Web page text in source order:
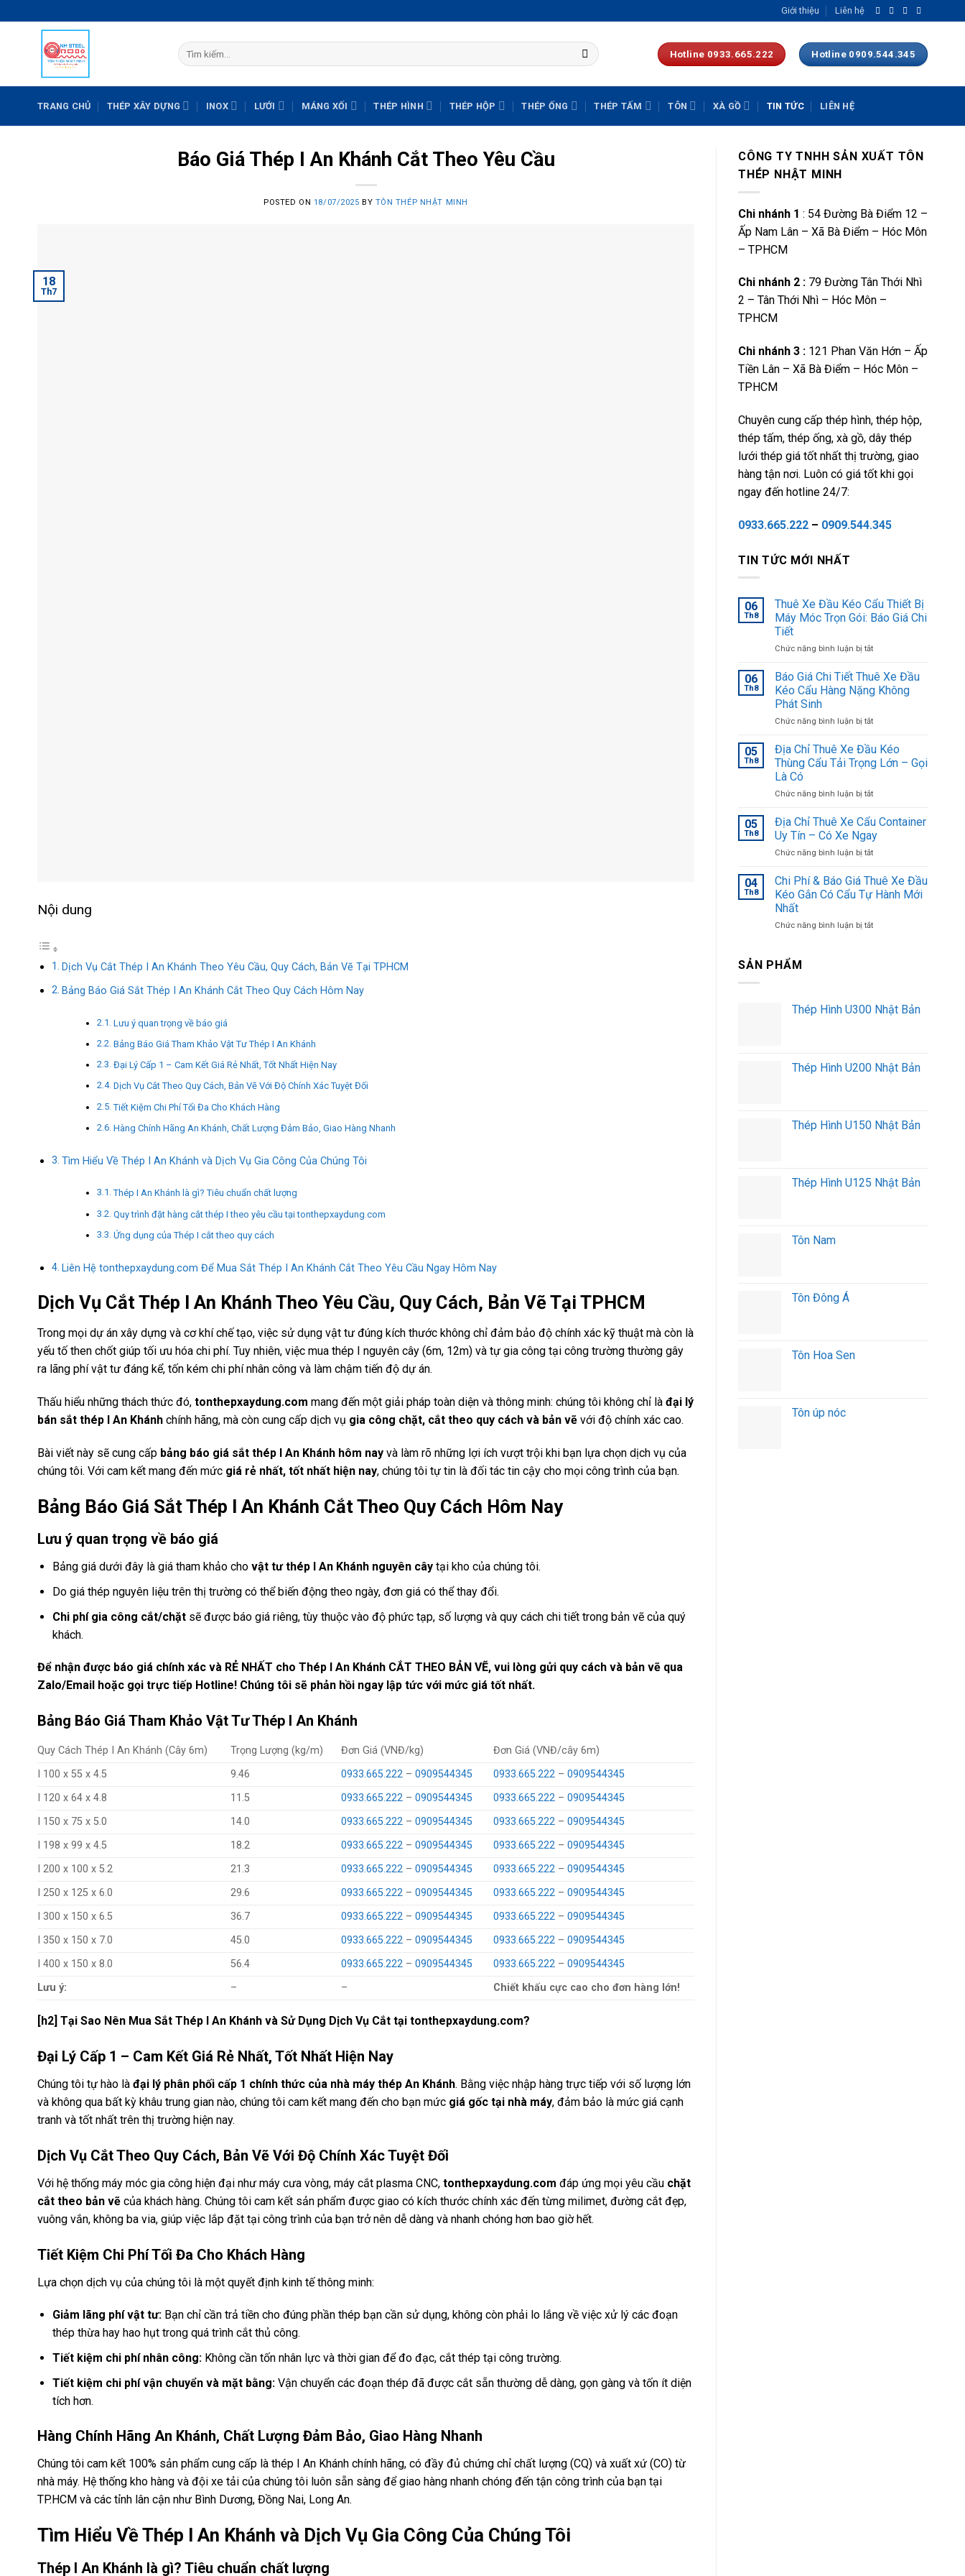
to
Giới thiệu Liên hệ
Tìm
kiếm:
Hotline 0933.665.222 Hotline 0909.544.345
TRANG CHỦ THÉP XÂY DỰNG INOX LƯỚI MÁNG XỐI THÉP HÌNH THÉP HỘP THÉP ỐNG THÉP TẤM TÔN XÀ GỒ TIN TỨC LIÊN HỆ
Báo Giá Thép I An Khánh Cắt Theo Yêu Cầu
POSTED ON 18/07/2025 BY TÔN THÉP NHẬT MINH
18
Th7
Nội dung
Dịch Vụ Cắt Thép I An Khánh Theo Yêu Cầu, Quy Cách, Bản Vẽ Tại TPHCM
Bảng Báo Giá Sắt Thép I An Khánh Cắt Theo Quy Cách Hôm Nay
Lưu ý quan trọng về báo giá
Bảng Báo Giá Tham Khảo Vật Tư Thép I An Khánh
Đại Lý Cấp 1 – Cam Kết Giá Rẻ Nhất, Tốt Nhất Hiện Nay
Dịch Vụ Cắt Theo Quy Cách, Bản Vẽ Với Độ Chính Xác Tuyệt Đối
Tiết Kiệm Chi Phí Tối Đa Cho Khách Hàng
Hàng Chính Hãng An Khánh, Chất Lượng Đảm Bảo, Giao Hàng Nhanh
Tìm Hiểu Về Thép I An Khánh và Dịch Vụ Gia Công Của Chúng Tôi
Thép I An Khánh là gì? Tiêu chuẩn chất lượng
Quy trình đặt hàng cắt thép I theo yêu cầu tại tonthepxaydung.com
Ứng dụng của Thép I cắt theo quy cách
Liên Hệ tonthepxaydung.com Để Mua Sắt Thép I An Khánh Cắt Theo Yêu Cầu Ngay Hôm Nay
Dịch Vụ Cắt Thép I An Khánh Theo Yêu Cầu, Quy Cách, Bản Vẽ Tại TPHCM
Trong mọi dự án xây dựng và cơ khí chế tạo, việc sử dụng vật tư đúng kích thước không chỉ đảm bảo độ chính xác kỹ thuật mà còn là
yếu tố then chốt giúp tối ưu hóa chi phí. Tuy nhiên, việc mua thép I nguyên cây (6m, 12m) và tự gia công tại công trường thường gây
ra lãng phí vật tư đáng kể, tốn kém chi phí nhân công và làm chậm tiến độ dự án.
Thấu hiểu những thách thức đó, tonthepxaydung.com mang đến một giải pháp toàn diện và thông minh: chúng tôi không chỉ là đại lý
bán sắt thép I An Khánh chính hãng, mà còn cung cấp dịch vụ gia công chặt, cắt theo quy cách và bản vẽ với độ chính xác cao.
Bài viết này sẽ cung cấp bảng báo giá sắt thép I An Khánh hôm nay và làm rõ những lợi ích vượt trội khi bạn lựa chọn dịch vụ của
chúng tôi. Với cam kết mang đến mức giá rẻ nhất, tốt nhất hiện nay, chúng tôi tự tin là đối tác tin cậy cho mọi công trình của bạn.
Bảng Báo Giá Sắt Thép I An Khánh Cắt Theo Quy Cách Hôm Nay
Lưu ý quan trọng về báo giá
Bảng giá dưới đây là giá tham khảo cho vật tư thép I An Khánh nguyên câytại kho của chúng tôi.
Do giá thép nguyên liệu trên thị trường có thể biến động theo ngày, đơn giá có thể thay đổi.
Chi phí gia công cắt/chặtsẽ được báo giá riêng, tùy thuộc vào độ phức tạp, số lượng và quy cách chi tiết trong bản vẽ của quý
khách.
Để nhận được báo giá chính xác và RẺ NHẤT cho Thép I An Khánh CẮT THEO BẢN VẼ, vui lòng gửi quy cách và bản vẽ qua
Zalo/Email hoặc gọi trực tiếp Hotline! Chúng tôi sẽ phản hồi ngay lập tức với mức giá tốt nhất.
Bảng Báo Giá Tham Khảo Vật Tư Thép I An Khánh
Quy Cách Thép I An Khánh (Cây 6m) Trọng Lượng (kg/m) Đơn Giá (VNĐ/kg)
Đơn Giá (VNĐ/cây 6m)
I 100 x 55 x 4.5
9.46 0933.665.222 –0909544345 0933.665.222 –0909544345
I 120 x 64 x 4.8
11.5 0933.665.222 –0909544345 0933.665.222 –0909544345
I 150 x 75 x 5.0
14.0 0933.665.222 –0909544345 0933.665.222 –0909544345
I 198 x 99 x 4.5
18.2 0933.665.222 –0909544345 0933.665.222 –0909544345
I 200 x 100 x 5.2
21.3 0933.665.222 –0909544345 0933.665.222 –0909544345
I 250 x 125 x 6.0
29.6 0933.665.222 –0909544345 0933.665.222 –0909544345
I 300 x 150 x 6.5
36.7 0933.665.222 –0909544345 0933.665.222 –0909544345
I 350 x 150 x 7.0
45.0 0933.665.222 –0909544345 0933.665.222 –0909544345
I 400 x 150 x 8.0
56.4 0933.665.222 –0909544345 0933.665.222 –0909544345
Lưu ý:
– – Chiết khấu cực cao cho đơn hàng lớn!
[h2] Tại Sao Nên Mua Sắt Thép I An Khánh và Sử Dụng Dịch Vụ Cắt tại tonthepxaydung.com?
Đại Lý Cấp 1 – Cam Kết Giá Rẻ Nhất, Tốt Nhất Hiện Nay
Chúng tôi tự hào là đại lý phân phối cấp 1 chính thức của nhà máy thép An Khánh. Bằng việc nhập hàng trực tiếp với số lượng lớn
và không qua bất kỳ khâu trung gian nào, chúng tôi cam kết mang đến cho bạn mức giá gốc tại nhà máy, đảm bảo là mức giá cạnh
tranh và tốt nhất trên thị trường hiện nay.
Dịch Vụ Cắt Theo Quy Cách, Bản Vẽ Với Độ Chính Xác Tuyệt Đối
Với hệ thống máy móc gia công hiện đại như máy cưa vòng, máy cắt plasma CNC, tonthepxaydung.com đáp ứng mọi yêu cầu chặt
cắt theo bản vẽ của khách hàng. Chúng tôi cam kết sản phẩm được giao có kích thước chính xác đến từng milimet, đường cắt đẹp,
vuông vắn, không ba via, giúp việc lắp đặt tại công trình của bạn trở nên dễ dàng và nhanh chóng hơn bao giờ hết.
Tiết Kiệm Chi Phí Tối Đa Cho Khách Hàng
Lựa chọn dịch vụ của chúng tôi là một quyết định kinh tế thông minh:
Giảm lãng phí vật tư:Bạn chỉ cần trả tiền cho đúng phần thép bạn cần sử dụng, không còn phải lo lắng về việc xử lý các đoạn
thép thừa hay hao hụt trong quá trình cắt thủ công.
Tiết kiệm chi phí nhân công:Không cần tốn nhân lực và thời gian để đo đạc, cắt thép tại công trường.
Tiết kiệm chi phí vận chuyển và mặt bằng:Vận chuyển các đoạn thép đã được cắt sẵn thường dễ dàng, gọn gàng và tốn ít diện
tích hơn.
Hàng Chính Hãng An Khánh, Chất Lượng Đảm Bảo, Giao Hàng Nhanh
Chúng tôi cam kết 100% sản phẩm cung cấp là thép I An Khánh chính hãng, có đầy đủ chứng chỉ chất lượng (CQ) và xuất xứ (CO) từ
nhà máy. Hệ thống kho hàng và đội xe tải của chúng tôi luôn sẵn sàng để giao hàng nhanh chóng đến tận công trình của bạn tại
TP.HCM và các tỉnh lân cận như Bình Dương, Đồng Nai, Long An.
Tìm Hiểu Về Thép I An Khánh và Dịch Vụ Gia Công Của Chúng Tôi
Thép I An Khánh là gì? Tiêu chuẩn chất lượng
CÔNG TY TNHH SẢN XUẤT TÔN
THÉP NHẬT MINH
Chi nhánh 1 : 54 Đường Bà Điểm 12 –
Ấp Nam Lân – Xã Bà Điểm – Hóc Môn
– TPHCM
Chi nhánh 2 : 79 Đường Tân Thới Nhì
2 – Tân Thới Nhì – Hóc Môn –
TPHCM
Chi nhánh 3 : 121 Phan Văn Hớn – Ấp
Tiền Lân – Xã Bà Điểm – Hóc Môn –
TPHCM
Chuyên cung cấp thép hình, thép hộp,
thép tấm, thép ống, xà gồ, dây thép
lưới thép giá tốt nhất thị trường, giao
hàng tận nơi. Luôn có giá tốt khi gọi
ngay đến hotline 24/7:
0933.665.222 – 0909.544.345
TIN TỨC MỚI NHẤT
06
Th8
Thuê Xe Đầu Kéo Cẩu Thiết Bị
Máy Móc Trọn Gói: Báo Giá Chi
Tiết
Chức năng bình luận bị tắtở
Xe
Đầu
Kéo
Thiết
Máy
Móc
Trọn
Báo
Chi
Tiết
06
Th8
Báo Giá Chi Tiết Thuê Xe Đầu
Kéo Cẩu Hàng Nặng Không
Phát Sinh
Chức năng bình luận bị tắtở
Giá
Chi
Tiết
Xe
Kéo
Hàng
Nặng
Phát
Sinh
05
Th8
Địa Chỉ Thuê Xe Đầu Kéo
Thùng Cẩu Tải Trọng Lớn – Gọi
Là Có
Chức năng bình luận bị tắtở
Chỉ
Xe
Đầu
Thùng
Cẩu
Lớn
05
Th8
Địa Chỉ Thuê Xe Cẩu Container
Uy Tín – Có Xe Ngay
Chức năng bình luận bị tắtở
Chỉ
Thuê
Xe
Container
04
Th8
Chi Phí & Báo Giá Thuê Xe Đầu
Kéo Gắn Có Cẩu Tự Hành Mới
Nhất
Chức năng bình luận bị tắtở
Xe
Cẩu
Nhất
SẢN PHẨM
Thép Hình U300 Nhật Bản
Thép Hình U200 Nhật Bản
Thép Hình U150 Nhật Bản
Thép Hình U125 Nhật Bản
Tôn Nam
Tôn Đông Á
Tôn Hoa Sen
Tôn úp nóc